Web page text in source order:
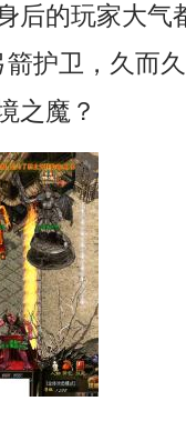
后的玩家大气
护卫，久而
之魔？